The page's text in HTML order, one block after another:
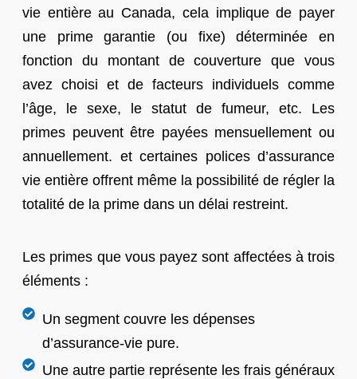
vie entière au Canada, cela implique de payer
une prime garantie (ou fixe) déterminée en
fonction du montant de couverture que vous
avez choisi et de facteurs individuels comme
l’âge, le sexe, le statut de fumeur, etc. Les
primes peuvent être payées mensuellement ou
annuellement. et certaines polices d’assurance
vie entière offrent même la possibilité de régler la
totalité de la prime dans un délai restreint.
Les primes que vous payez sont affectées à trois
éléments :
Un segment couvre les dépenses
d’assurance-vie pure.
Une autre partie représente les frais généraux